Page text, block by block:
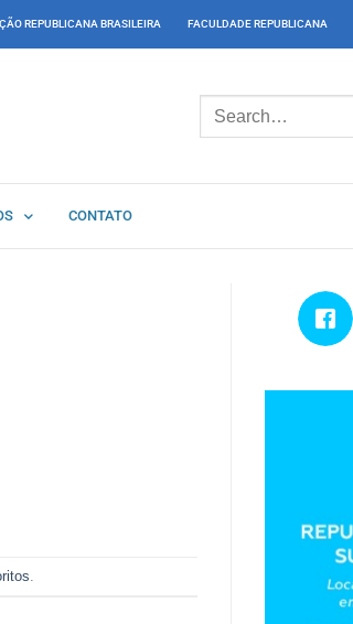
REPUBLICANA BRASILEIRA FACULDADE REPUBLICANA
CONTATO